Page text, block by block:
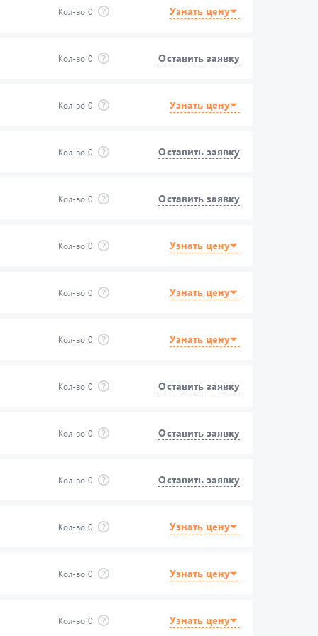
Кол-во 0 Узнать цену
Кол-во 0 Оставить заявку
Кол-во 0 Узнать цену
Кол-во 0 Оставить заявку
Кол-во 0 Оставить заявку
Кол-во 0 Узнать цену
Кол-во 0 Узнать цену
Кол-во 0 Узнать цену
Кол-во 0 Оставить заявку
Кол-во 0 Оставить заявку
Кол-во 0 Оставить заявку
Кол-во 0 Узнать цену
Кол-во 0 Узнать цену
Кол-во 0 Узнать цену